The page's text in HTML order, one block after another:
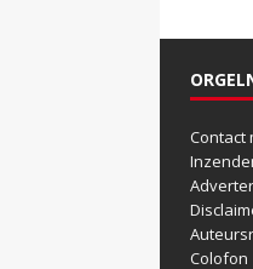
Contact
Colofon